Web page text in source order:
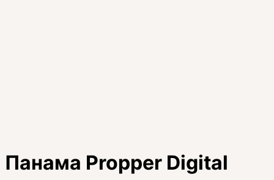
Панама Propper Digital